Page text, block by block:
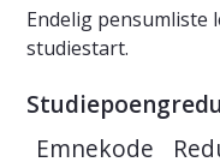
Endelig pensumliste
studiestart.
Emnekode